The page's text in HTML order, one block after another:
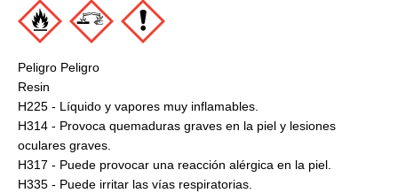
Peligro Peligro
Resin
H225 - Líquido y vapores muy inflamables.
H314 - Provoca quemaduras graves en la piel y lesiones
oculares graves.
H317 - Puede provocar una reacción alérgica en la piel.
H335 - Puede irritar las vías respiratorias.